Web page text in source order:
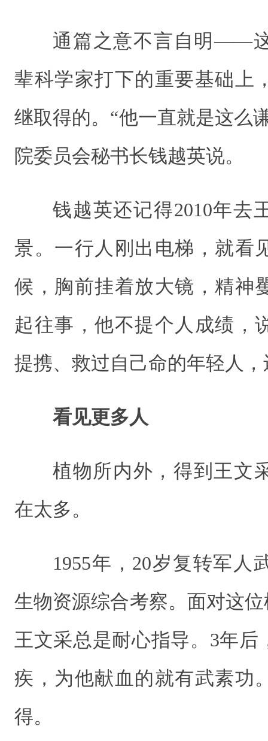
通篇之意不言自明——
辈科学家打下的重要基础上
继取得的。“他一直就是这么
院委员会秘书长钱越英说。
钱越英还记得2010年去
景。一行人刚出电梯，就看
候，胸前挂着放大镜，精神
起往事，他不提个人成绩，
提携、救过自己命的年轻人
看见更多人
植物所内外，得到王文
在太多。
1955年，20岁复转军人
生物资源综合考察。面对这
王文采总是耐心指导。3年后
疾，为他献血的就有武素功
得。